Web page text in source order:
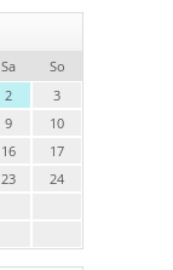
Sa
So
2
3
9
10
16
17
23
24